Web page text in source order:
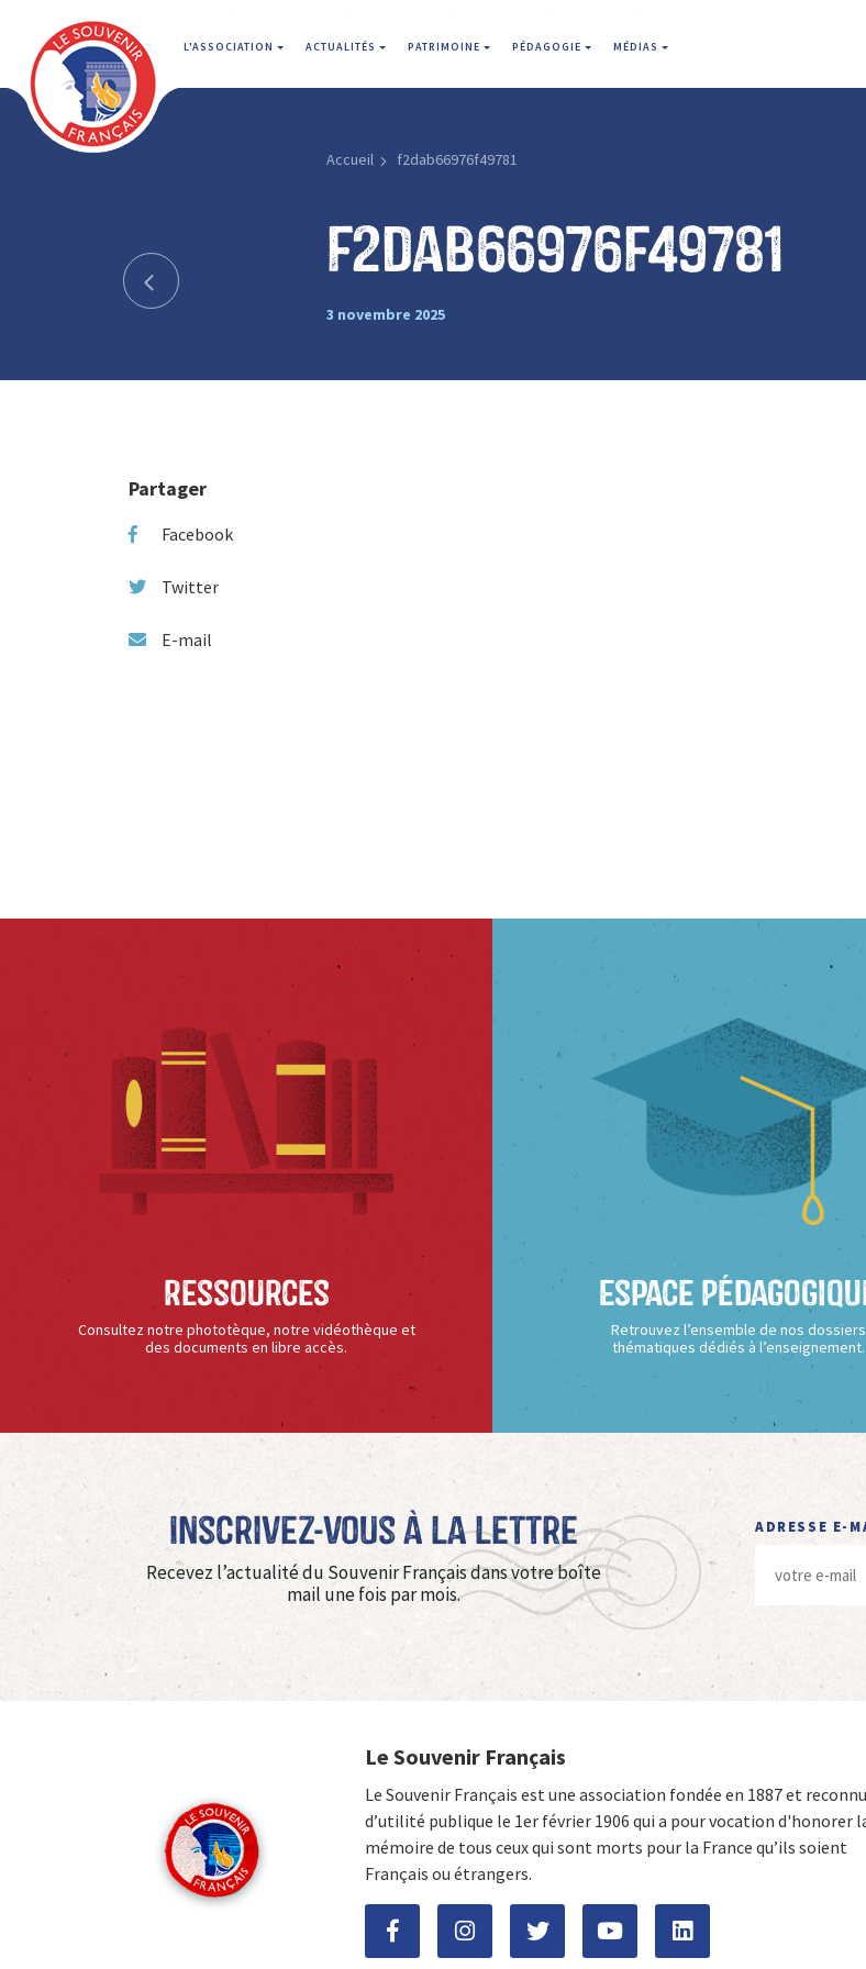
L'ASSOCIATION ACTUALITÉS PATRIMOINE PÉDAGOGIE MÉDIAS
Accueil f2dab66976f49781
f2dab66976f49781
3 novembre 2025
Partager
Facebook
Twitter
E-mail
Ressources
Consultez notre phototèque, notre vidéothèque et
des documents en libre accès.
Espace
Retrouvez l’ensemble de nos dossiers
thématiques dédiés à l’enseignement.
Inscrivez-vous à La Lettre
Recevez l’actualité du Souvenir Français dans votre boîte
mail une fois par mois.
ADRESSE E-
Le Souvenir Français
Le Souvenir Français est une association fondée en 1887 et
d’utilité publique le 1er février 1906 qui a pour vocation d'honorer
mémoire de tous ceux qui sont morts pour la France qu’ils soient
Français ou étrangers.